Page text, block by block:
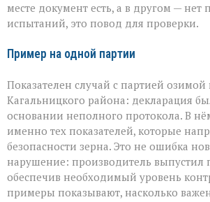
месте документ есть, а в другом — нет
испытаний, это повод для проверки.
Пример на одной партии
Показателен случай с партией
Кагальницкого района: декларация
основании неполного протокола. В
именно тех показателей, которые
безопасности зерна. Это не ошибка
нарушение: производитель выпустил
обеспечив необходимый уровень
примеры показывают, насколько